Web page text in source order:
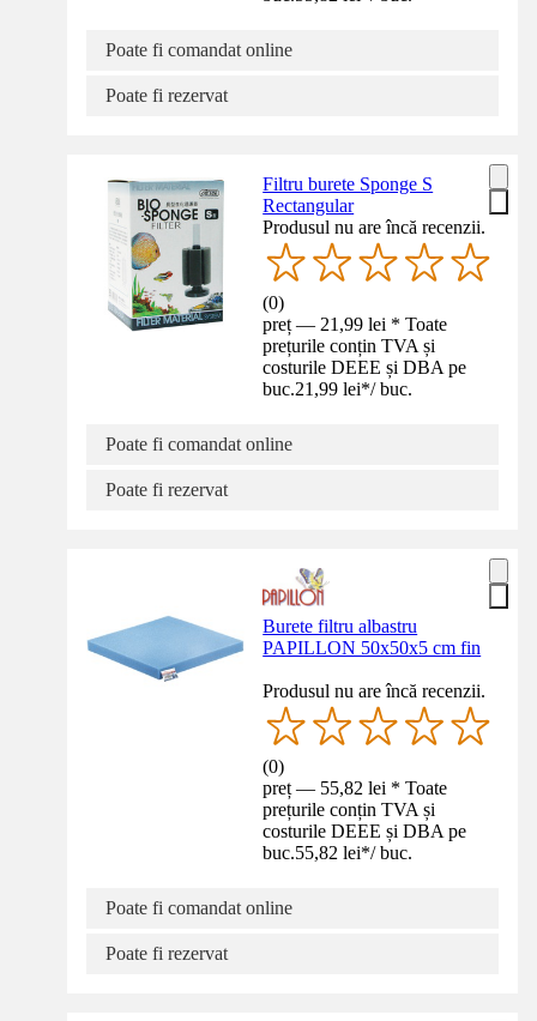
Poate fi comandat online
Poate fi rezervat
Filtru burete Sponge S
Rectangular
Produsul nu are încă recenzii.
(0)
preț — 21,99 lei * Toate
prețurile conțin TVA și
costurile DEEE și DBA pe
buc.21,99 lei*/ buc.
Poate fi comandat online
Poate fi rezervat
Burete filtru albastru
PAPILLON 50x50x5 cm fin
Produsul nu are încă recenzii.
(0)
preț — 55,82 lei * Toate
prețurile conțin TVA și
costurile DEEE și DBA pe
buc.55,82 lei*/ buc.
Poate fi comandat online
Poate fi rezervat